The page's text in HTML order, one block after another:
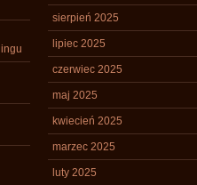
sierpień 2025
lipiec 2025
czerwiec 2025
maj 2025
kwiecień 2025
marzec 2025
luty 2025